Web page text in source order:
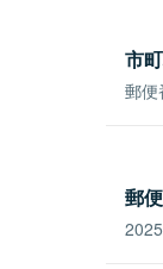
市
郵便
郵